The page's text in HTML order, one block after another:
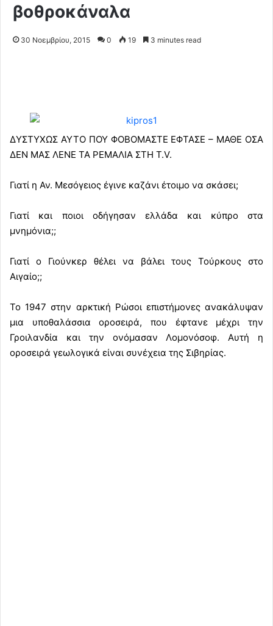
βοθροκάναλα
30 Νοεμβρίου, 2015 0 19 3 minutes read
ΔΥΣΤΥΧΩΣ ΑΥΤΟ ΠΟΥ ΦΟΒΟΜΑΣΤΕ ΕΦΤΑΣΕ – ΜΑΘΕ ΟΣΑ
ΔΕΝ ΜΑΣ ΛΕΝΕ ΤΑ ΡΕΜΑΛΙΑ ΣΤΗ Τ.V.
Γιατί η Αν. Μεσόγειος έγινε καζάνι έτοιμο να σκάσει;
Γιατί και ποιοι οδήγησαν ελλάδα και κύπρο στα
μνημόνια;;
Γιατί ο Γιούνκερ θέλει να βάλει τους Τούρκους στο
Αιγαίο;;
Το 1947 στην αρκτική Ρώσοι επιστήμονες ανακάλυψαν
μια υποθαλάσσια οροσειρά, που έφτανε μέχρι την
Γροιλανδία και την ονόμασαν Λομονόσοφ. Αυτή η
οροσειρά γεωλογικά είναι συνέχεια της Σιβηρίας.